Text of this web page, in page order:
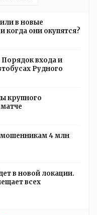
в новые
когда они окупятся?
Порядок входа и
Рудного
крупного
мошенникам 4 млн
в новой локации.
всех